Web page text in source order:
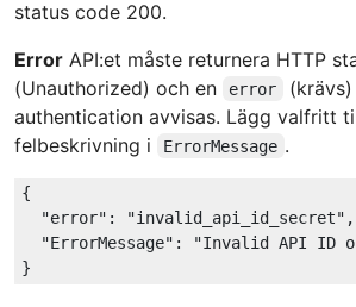
status code 200.
Error API:et måste returnera HTTP
(Unauthorized) och en
error
authentication avvisas. Lägg valfritt
felbeskrivning i
ErrorMessage .
{
"error" : "invalid_api_id_secret" ,
"ErrorMessage" :
"Invalid API ID